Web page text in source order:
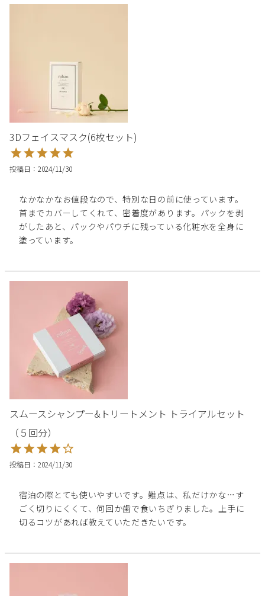
3Dフェイスマスク(6枚セット)
投稿日 2024/11/30
なかなかなお値段なので、特別な日の前に使っています。
首までカバーしてくれて、密着度があります。パックを剥
がしたあと、パックやパウチに残っている化粧水を全身に
塗っています。
スムースシャンプー&トリートメント トライアルセット
（５回分）
投稿日 2024/11/30
宿泊の際とても使いやすいです。難点は、私だけかな…す
ごく切りにくくて、何回か歯で食いちぎりました。上手に
切るコツがあれば教えていただきたいです。